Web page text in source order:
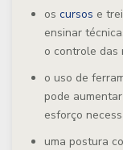
os cursos e
ensinar
o controle das
o uso de
pode
esforço
uma postura